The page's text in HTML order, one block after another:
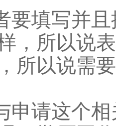
填写并且
，所以说
所以说需
请这个相